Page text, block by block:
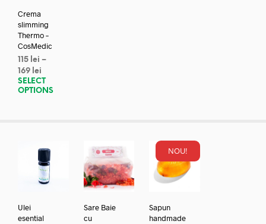
Crema
slimming
Thermo –
CosMedic
115 lei –
169 lei
SELECT
OPTIONS
Ulei
esential
Sare Baie
cu
NOU!
Sapun
handmade